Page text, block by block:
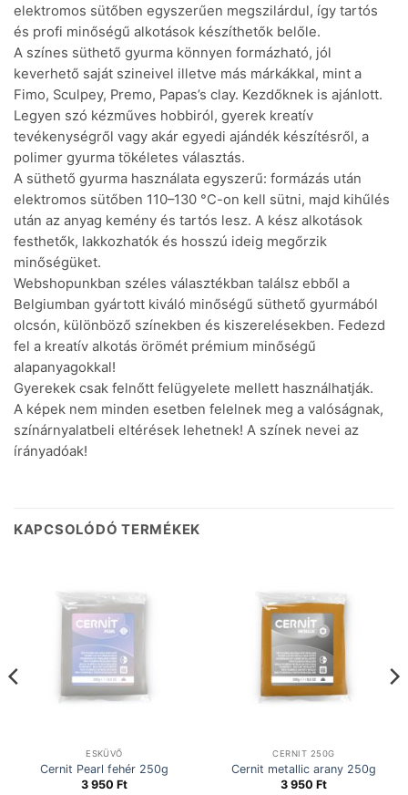
elektromos sütőben egyszerűen megszilárdul, így tartós
és profi minőségű alkotások készíthetők belőle.
A színes süthető gyurma könnyen formázható, jól
keverhető saját szineivel illetve más márkákkal, mint a
Fimo, Sculpey, Premo, Papas’s clay. Kezdőknek is ajánlott.
Legyen szó kézműves hobbiról, gyerek kreatív
tevékenységről vagy akár egyedi ajándék készítésről, a
polimer gyurma tökéletes választás.
A süthető gyurma használata egyszerű: formázás után
elektromos sütőben 110–130 °C-on kell sütni, majd kihűlés
után az anyag kemény és tartós lesz. A kész alkotások
festhetők, lakkozhatók és hosszú ideig megőrzik
minőségüket.
Webshopunkban széles választékban találsz ebből a
Belgiumban gyártott kiváló minőségű süthető gyurmából
olcsón, különböző színekben és kiszerelésekben. Fedezd
fel a kreatív alkotás örömét prémium minőségű
alapanyagokkal!
Gyerekek csak felnőtt felügyelete mellett használhatják.
A képek nem minden esetben felelnek meg a valóságnak,
színárnyalatbeli eltérések lehetnek! A színek nevei az
írányadóak!
KAPCSOLÓDÓ TERMÉKEK
ESKÜVŐ
Cernit Pearl fehér 250g
3 950 Ft
CERNIT 250G
Cernit metallic arany 250g
3 950 Ft